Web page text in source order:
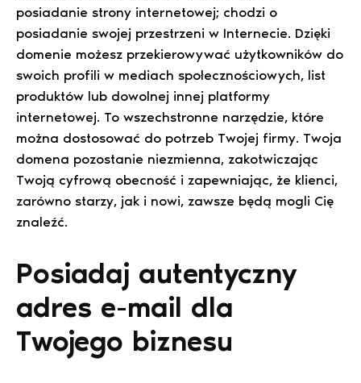
posiadanie strony internetowej; chodzi o
posiadanie swojej przestrzeni w Internecie. Dzięki
domenie możesz przekierowywać użytkowników do
swoich profili w mediach społecznościowych, list
produktów lub dowolnej innej platformy
internetowej. To wszechstronne narzędzie, które
można dostosować do potrzeb Twojej firmy. Twoja
domena pozostanie niezmienna, zakotwiczając
Twoją cyfrową obecność i zapewniając, że klienci,
zarówno starzy, jak i nowi, zawsze będą mogli Cię
znaleźć.
Posiadaj autentyczny
adres e-mail dla
Twojego biznesu